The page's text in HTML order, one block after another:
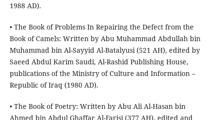
1988 AD).
• The Book of Problems In Repairing the Defect from the
Book of Camels: Written by Abu Muhammad Abdullah bin
Muhammad bin Al-Sayyid Al-Batalyusi (521 AH), edited by
Saeed Abdul Karim Saudi, Al-Rashid Publishing House,
publications of the Ministry of Culture and Information –
Republic of Iraq (1980 AD).
• The Book of Poetry: Written by Abu Ali Al-Hasan bin
Ahmed bin Abdul Ghaffar Al-Farisi (377 AH), edited and